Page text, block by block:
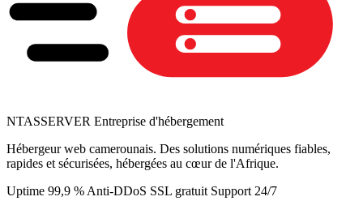
NTASSERVER Entreprise d'hébergement
Hébergeur web camerounais. Des solutions numériques fiables,
rapides et sécurisées, hébergées au cœur de l'Afrique.
Uptime 99,9 % Anti-DDoS SSL gratuit Support 24/7